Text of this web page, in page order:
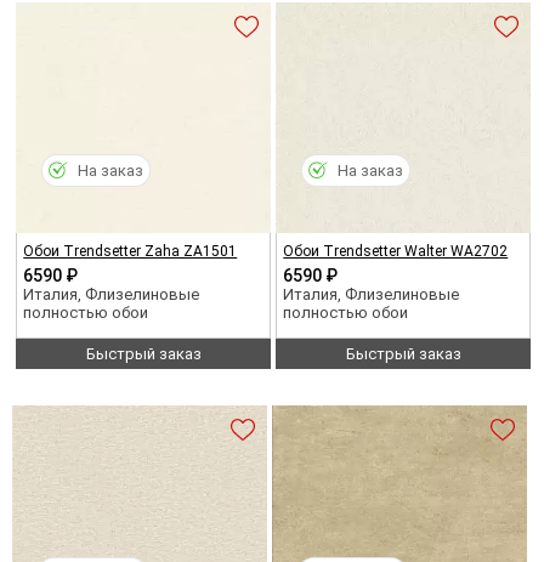
Обои Trendsetter Zaha ZA1501
6590 ₽
Италия, Флизелиновые
полностью обои
Быстрый заказ
На заказ
Обои Trendsetter Walter WA2702
6590 ₽
Италия, Флизелиновые
полностью обои
Быстрый заказ
На заказ